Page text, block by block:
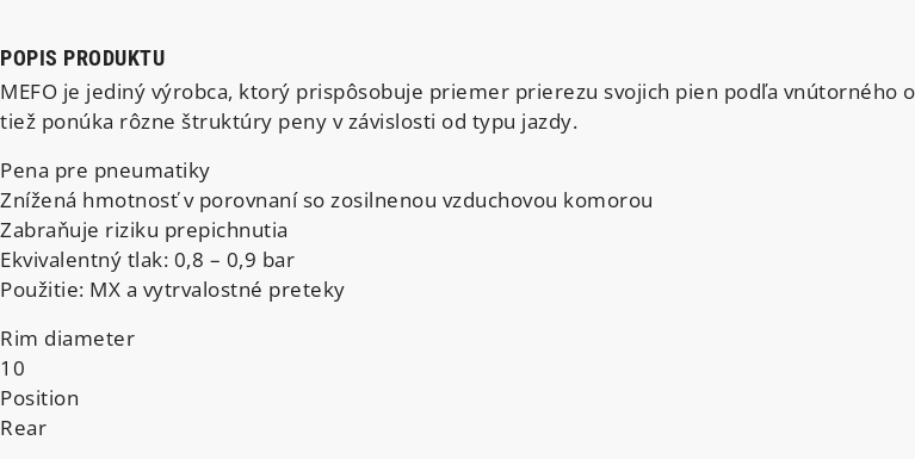
POPIS PRODUKTU
MEFO je jediný výrobca, ktorý prispôsobuje priemer prierezu svojich pien podľa vnútorného
tiež ponúka rôzne štruktúry peny v závislosti od typu jazdy.
Pena pre pneumatiky
Znížená hmotnosť v porovnaní so zosilnenou vzduchovou komorou
Zabraňuje riziku prepichnutia
Ekvivalentný tlak: 0,8 – 0,9 bar
Použitie: MX a vytrvalostné preteky
Rim diameter
10
Position
Rear